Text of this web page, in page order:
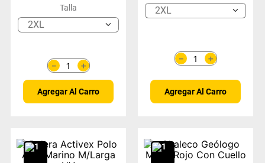
Talla
2XL
＋
－
Agregar Al Carro
2XL
＋
－
Agregar Al Carro